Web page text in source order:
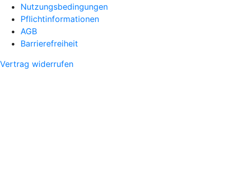
Nutzungsbedingungen
Pflichtinformationen
AGB
Barrierefreiheit
Vertrag widerrufen